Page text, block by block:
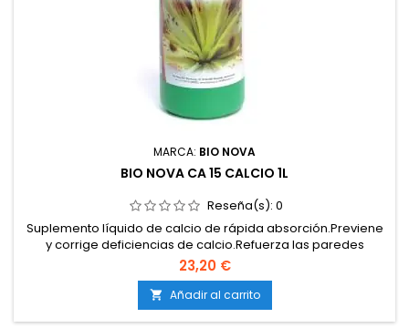
MARCA: BIO NOVA
BIO NOVA CA 15 CALCIO 1L
Reseña(s): 0
Suplemento líquido de calcio de rápida absorción.Previene
y corrige deficiencias de calcio.Refuerza las paredes
celulares y la estructura de la planta.Mejora la calidad de
flores y frutos.Compatible con todos los sistemas de cultivo y
sustratos.
23,20 €
 Añadir al carrito